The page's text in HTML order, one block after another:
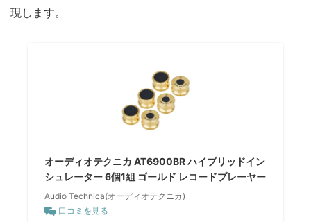
現します。
オーディオテクニカ AT6900BR ハイブリッドイン
シュレーター 6個1組 ゴールド レコードプレーヤー
Audio Technica(オーディオテクニカ)
口コミを見る